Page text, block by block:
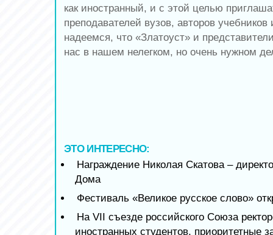
как иностранный, и с этой целью
преподавателей вузов, авторов
надеемся, что «Златоуст» и
нас в нашем нелегком, но очень нужном
ЭТО ИНТЕРЕСНО:
Награждение Николая Скатова –
Дома
Фестиваль «Великое русское слово»
На VII съезде российского Союза
иностранных студентов, приоритетные